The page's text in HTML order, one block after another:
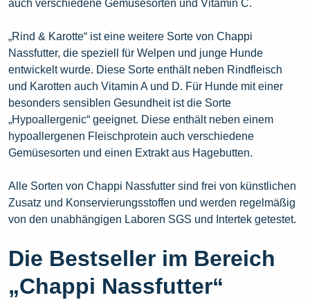
auch verschiedene Gemüsesorten und Vitamin C.
„Rind & Karotte“ ist eine weitere Sorte von Chappi
Nassfutter, die speziell für Welpen und junge Hunde
entwickelt wurde. Diese Sorte enthält neben Rindfleisch
und Karotten auch Vitamin A und D. Für Hunde mit einer
besonders sensiblen Gesundheit ist die Sorte
„Hypoallergenic“ geeignet. Diese enthält neben einem
hypoallergenen Fleischprotein auch verschiedene
Gemüsesorten und einen Extrakt aus Hagebutten.
Alle Sorten von Chappi Nassfutter sind frei von künstlichen
Zusatz und Konservierungsstoffen und werden regelmäßig
von den unabhängigen Laboren SGS und Intertek getestet.
Die Bestseller im Bereich
„Chappi Nassfutter“